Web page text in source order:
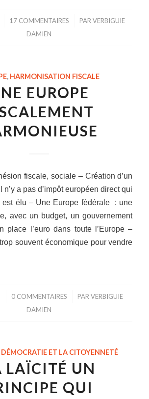
17 COMMENTAIRES
/ PARVERBIGUIE
DAMIEN
, HARMONISATION FISCALE
EUROPE
fiscale, sociale – Création d’un
a pas d’impôt européen direct qui
élu – Une Europe fédérale : une
avec un budget, un gouvernement
place l’euro dans toute l’Europe –
souvent économique pour vendre
0 COMMENTAIRES
/ PARVERBIGUIE
DAMIEN
ET LA CITOYENNETÉ
LAÏCITÉ UN
QUI